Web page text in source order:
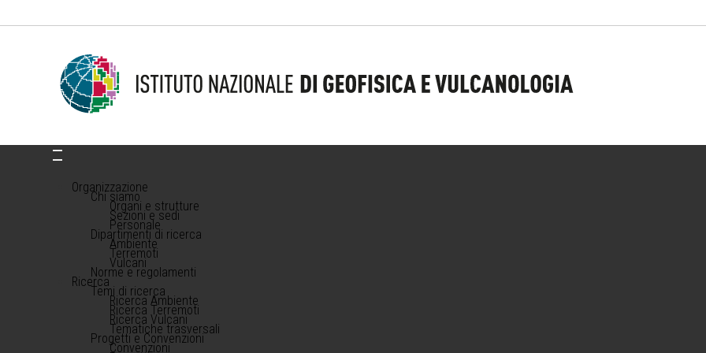
Organizzazione
Chi siamo
Organi e strutture
Sezioni e sedi
Personale
Dipartimenti di ricerca
Ambiente
Terremoti
Vulcani
Norme e regolamenti
Ricerca
Temi di ricerca
Ricerca Ambiente
Ricerca Terremoti
Ricerca Vulcani
Tematiche trasversali
Progetti e Convenzioni
Convenzioni